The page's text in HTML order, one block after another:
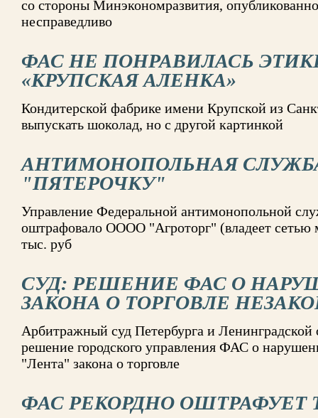
со стороны Минэкономразвития,
несправедливо
ФАС НЕ ПОНРАВИЛАСЬ
«КРУПСКАЯ АЛЕНКА»
Кондитерской фабрике имени Крупской из
выпускать шоколад, но с другой картинкой
АНТИМОНОПОЛЬНАЯ
"ПЯТЕРОЧКУ"
Управление Федеральной антимонопольной
оштрафовало ОООО "Агроторг" (владеет сетью
тыс. руб
СУД: РЕШЕНИЕ ФАС О
ЗАКОНА О ТОРГОВЛЕ
Арбитражный суд Петербурга и Ленинградской
решение городского управления ФАС о
"Лента" закона о торговле
ФАС РЕКОРДНО ОШТРАФУЕТ